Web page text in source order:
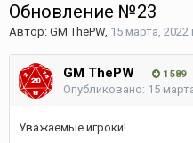
Обновление №23
Автор: GM ThePW, 15 марта, 2022
GM ThePW 1 589
Опубликовано: 15
Уважаемые игроки!